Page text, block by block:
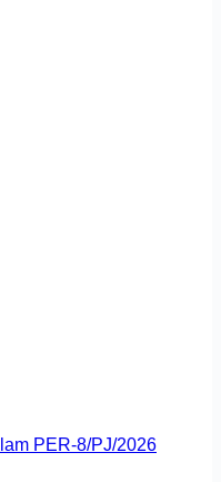
PER-8/PJ/2026